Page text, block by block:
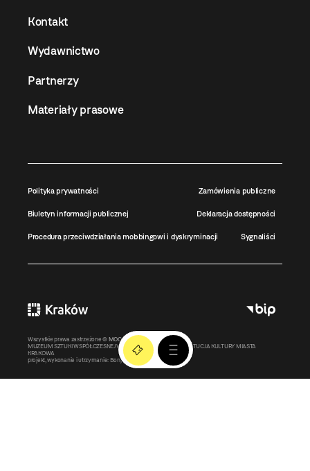
Kontakt
Wydawnictwo
Partnerzy
Materiały prasowe
Polityka prywatności Zamówienia publiczne
Biuletyn informacji publicznej Deklaracja dostępności
Procedura przeciwdziałania mobbingowi i dyskryminacji Sygnaliści
Wszystkie prawa zastrzeżone © MOCAK2011-2026
MUZEUM SZTUKI WSPÓŁCZESNEJ W KRAKOWIE MOCAK – INSTYTUCJA KULTURY MIASTA
KRAKOWA
projekt, wykonanie i utrzymanie: Bonjour.pl